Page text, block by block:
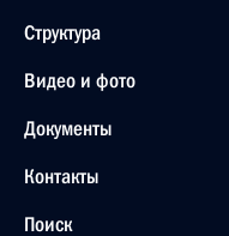
Структура
Видео и фото
Документы
Контакты
Поиск